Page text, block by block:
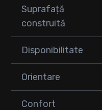
Suprafață
construită
Disponibilitate
Orientare
Confort